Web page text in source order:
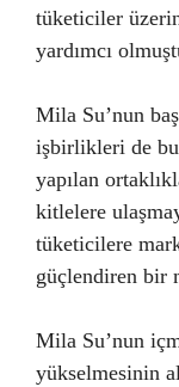
tüketiciler
yardımcı
Mila Su’nun
işbirlikleri de
yapılan
kitlelere
tüketicilere
güçlendiren bir
Mila Su’nun
yükselmesinin